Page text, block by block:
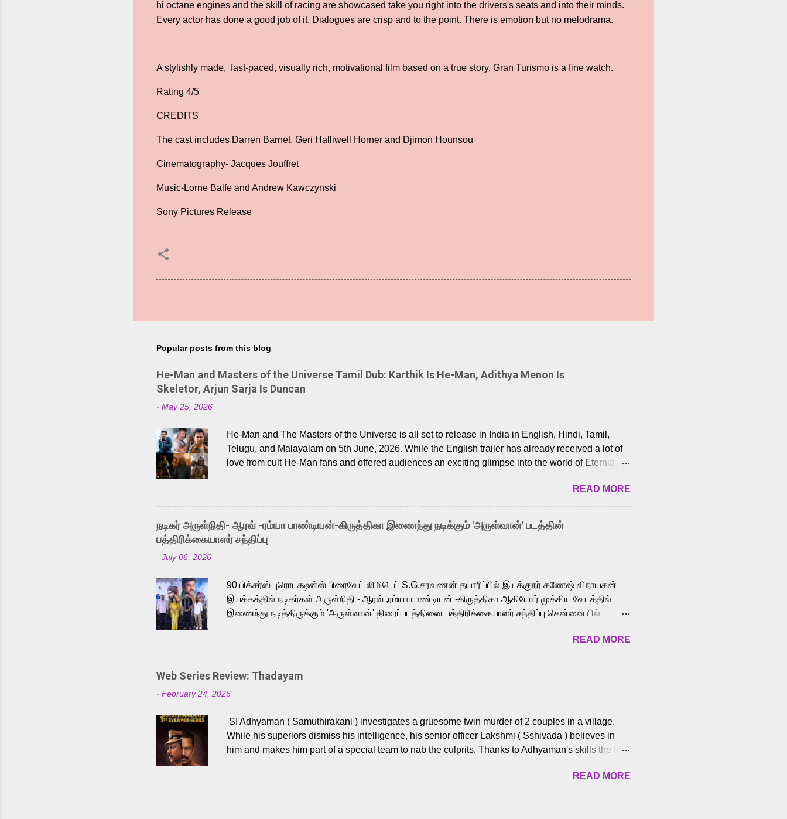
hi octane engines and the skill of racing are showcased take you right into the drivers's seats and into their minds.
Every actor has done a good job of it. Dialogues are crisp and to the point. There is emotion but no melodrama.
A stylishly made, fast-paced, visually rich, motivational film based on a true story, Gran Turismo is a fine watch.
Rating 4/5
CREDITS
The cast includes Darren Barnet, Geri Halliwell Horner and Djimon Hounsou
Cinematography- Jacques Jouffret
Music-Lorne Balfe and Andrew Kawczynski
Sony Pictures Release
Popular posts from this blog
He-Man and Masters of the Universe Tamil Dub: Karthik Is He-Man, Adithya Menon Is
Skeletor, Arjun Sarja Is Duncan
- May 25, 2026
He-Man and The Masters of the Universe is all set to release in India in English, Hindi, Tamil,
Telugu, and Malayalam on 5th June, 2026. While the English trailer has already received a lot of
love from cult He-Man fans and offered audiences an exciting glimpse into the world of Eternia,
Adding to the growing buzz is the film’s powerful Tamil voice cast led by celebrated playback
singer Karthik, who lends his voice to the iconic superhero He-Man. Known for memorable songs
like “Behene De” from Raavan, “Oru Maalai” from Ghajini, and “Mun Andhi” from 7 Aum Arivu,
Karthik is loved for his versatile voice and strong command over multiple languages, making him
a strong fit for the legendary character. Adithya Menon, known for portraying memorable
READ MORE
நடிகர் அருள்நிதி- ஆரவ் -ரம்யா பாண்டியன்-கிருத்திகா இணைந்து நடிக்கும் 'அருள்வான்' படத்தின்
பத்திரிக்கையாளர் சந்திப்பு
- July 06, 2026
90 பிக்சர்ஸ் புரொடக்ஷன்ஸ் பிரைவேட் லிமிடெட் S.G.சரவணன் தயாரிப்பில் இயக்குநர் கணேஷ் விநாயகன்
இயக்கத்தில் நடிகர்கள் அருள்நிதி - ஆரவ் ,ரம்யா பாண்டியன் -கிருத்திகா ஆகியோர் முக்கிய வேடத்தில்
இணைந்து நடித்திருக்கும் 'அருள்வான்' திரைப்படத்தினை பத்திரிக்கையாளர் சந்திப்பு சென்னையில்
அருள்நிதி, ஆரவ், காளி வெங்கட், ரம்யா பாண்டியன், வி டி வி கணேஷ் , ஜான் விஜய், பேபி கிருத்திகா,
'பருத்திவீரன்' சரவணன், ஹரிஷ் உத்தமன் உள்ளிட்ட பலர் நடித்திருக்கிறார்கள். எம். சுகுமார் ஒளிப்பதிவு
செய்திருக்கும் இந்த திரைப்படத்திற்கு ஜீ. வி. பிரகாஷ் குமார் இசையமைத்திருக்கிறார். லால்குடி
இளையராஜா கலை இயக்கத்தை கவனிக்க.. லாரன்ஸ் கிஷோர் படத் தொகுப்பு பணிகளை
மேற்கொண்டிருக்கிறார். கல்வியின் அவசியத்தை வலியுறுத்தி தயாராகி இருக்கும் இந்தத் திரைப்படத்தை 90
இப்படத்தை சக்தி பிலிம் ஃபேக்டரி நிறுவனம் சார்பில் சக்திவேலன் வழங...
READ MORE
Web Series Review: Thadayam
- February 24, 2026
SI Adhyaman ( Samuthirakani ) investigates a gruesome twin murder of 2 couples in a village.
While his superiors dismiss his intelligence, his senior officer Lakshmi ( Sshivada ) believes in
him and makes him part of a special team to nab the culprits. Thanks to Adhyaman's skills the task
begin to dig deeper, several layers emerge which link the case to events dating back to 1995.
READ MORE